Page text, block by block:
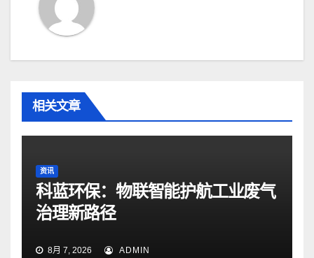
相关文章
资讯
科蓝环保：物联智能护航工业废气
治理新路径
8月 7, 2026 ADMIN